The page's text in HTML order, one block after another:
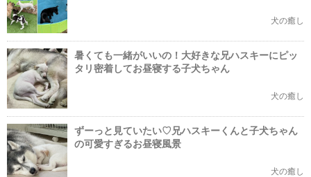
犬の癒し
暑くても一緒がいいの！大好きな兄ハスキーにピッ
タリ密着してお昼寝する子犬ちゃん
犬の癒し
ずーっと見ていたい♡兄ハスキーくんと子犬ちゃん
の可愛すぎるお昼寝風景
犬の癒し